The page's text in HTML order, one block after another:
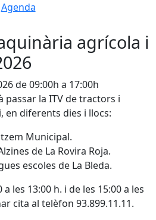
Agenda
agrícola i
de 09:00h a 17:00h
passar la ITV de tractors i
en diferents dies i llocs:
Municipal.
de La Rovira Roja.
escoles de La Bleda.
les 13:00 h. i de les 15:00 a les
cita al telèfon 93.899.11.11.